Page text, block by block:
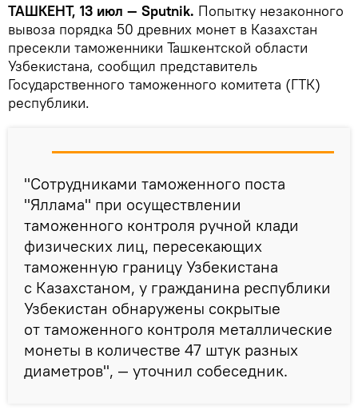
ТАШКЕНТ, 13 июл — Sputnik. Попытку незаконного
вывоза порядка 50 древних монет в Казахстан
пресекли таможенники Ташкентской области
Узбекистана, сообщил представитель
Государственного таможенного комитета (ГТК)
республики.
"Сотрудниками таможенного поста
"Яллама" при осуществлении
таможенного контроля ручной клади
физических лиц, пересекающих
таможенную границу Узбекистана
с Казахстаном, у гражданина республики
Узбекистан обнаружены сокрытые
от таможенного контроля металлические
монеты в количестве 47 штук разных
диаметров", — уточнил собеседник.